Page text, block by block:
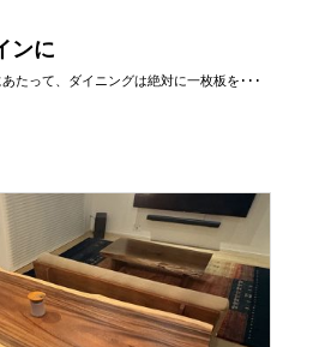
ンに
たって、ダイニングは絶対に一枚板を･･･